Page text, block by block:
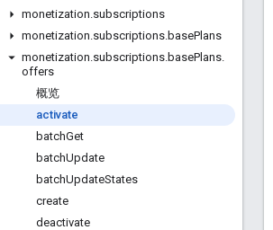
monetization.subscriptions
monetization.subscriptions.basePlans
monetization.subscriptions.basePlans.
offers
概览
activate
batchGet
batchUpdate
batchUpdateStates
create
deactivate